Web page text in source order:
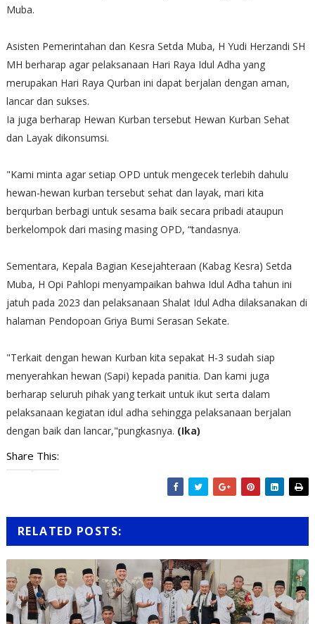
Muba.
Asisten Pemerintahan dan Kesra Setda Muba, H Yudi Herzandi SH
MH berharap agar pelaksanaan Hari Raya Idul Adha yang
merupakan Hari Raya Qurban ini dapat berjalan dengan aman,
lancar dan sukses.
Ia juga berharap Hewan Kurban tersebut Hewan Kurban Sehat
dan Layak dikonsumsi.
"Kami minta agar setiap OPD untuk mengecek terlebih dahulu
hewan-hewan kurban tersebut sehat dan layak, mari kita
berqurban berbagi untuk sesama baik secara pribadi ataupun
berkelompok dari masing masing OPD, “tandasnya.
Sementara, Kepala Bagian Kesejahteraan (Kabag Kesra) Setda
Muba, H Opi Pahlopi menyampaikan bahwa Idul Adha tahun ini
jatuh pada 2023 dan pelaksanaan Shalat Idul Adha dilaksanakan di
halaman Pendopoan Griya Bumi Serasan Sekate.
"Terkait dengan hewan Kurban kita sepakat H-3 sudah siap
menyerahkan hewan (Sapi) kepada panitia. Dan kami juga
berharap seluruh pihak yang terkait untuk ikut serta dalam
pelaksanaan kegiatan idul adha sehingga pelaksanaan berjalan
dengan baik dan lancar,"pungkasnya. (Ika)
Share This:
RELATED POSTS: